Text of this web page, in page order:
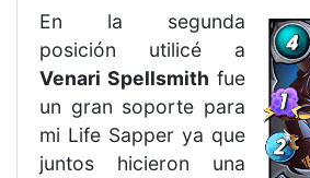
En la segunda
posición utilicé a
Venari Spellsmith fue
un gran soporte para
mi Life Sapper ya que
juntos hicieron una